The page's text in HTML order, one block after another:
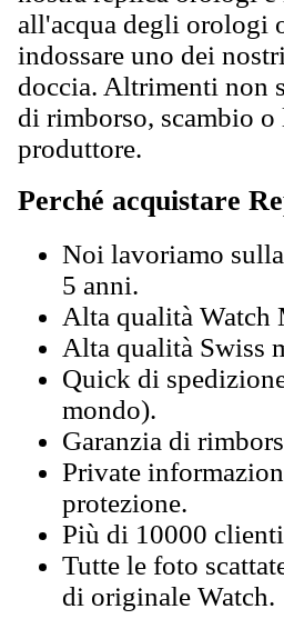
all'acqua degli orologi
indossare uno dei
doccia. Altrimenti non
di rimborso, scambio
produttore.
Perché acquistare
Noi lavoriamo
5 anni.
Alta qualità Watch
Alta qualità Swiss
Quick di
mondo).
Garanzia di
Private
protezione.
Più di 10000
Tutte le foto
di originale Watch.